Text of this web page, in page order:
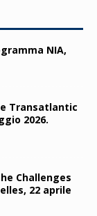
NIA,
Transatlantic
2026.
Challenges
22 aprile